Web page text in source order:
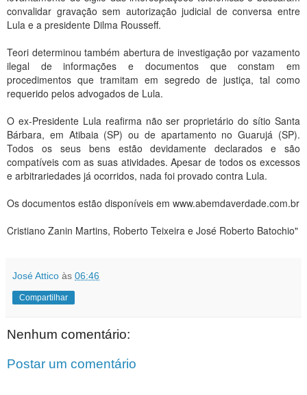
convalidar gravação sem autorização judicial de conversa entre
Lula e a presidente Dilma Rousseff.
Teori determinou também abertura de investigação por vazamento
ilegal de informações e documentos que constam em
procedimentos que tramitam em segredo de justiça, tal como
requerido pelos advogados de Lula.
O ex-Presidente Lula reafirma não ser proprietário do sítio Santa
Bárbara, em Atibaia (SP) ou de apartamento no Guarujá (SP).
Todos os seus bens estão devidamente declarados e são
compatíveis com as suas atividades. Apesar de todos os excessos
e arbitrariedades já ocorridos, nada foi provado contra Lula.
Os documentos estão disponíveis em www.abemdaverdade.com.br
Cristiano Zanin Martins, Roberto Teixeira e José Roberto Batochio"
José Attico às 06:46
Compartilhar
Nenhum comentário:
Postar um comentário